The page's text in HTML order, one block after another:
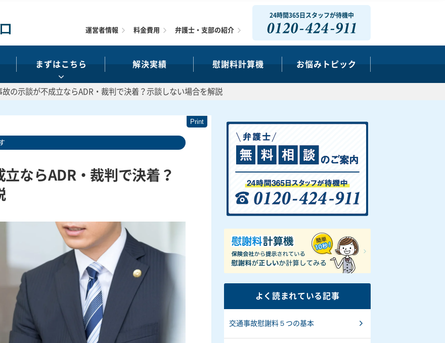
24時間365日スタッフが待機中
0120-424-911
まずはこちら 解決実績 慰謝料計算機 お悩みトピック
運営者情報 料金費用 弁護士・支部の紹介
故の示談が不成立ならADR・裁判で決着？示談しない場合を解説
ならADR・裁判で決着？
よく読まれている記事
交通事故慰謝料５つの基本